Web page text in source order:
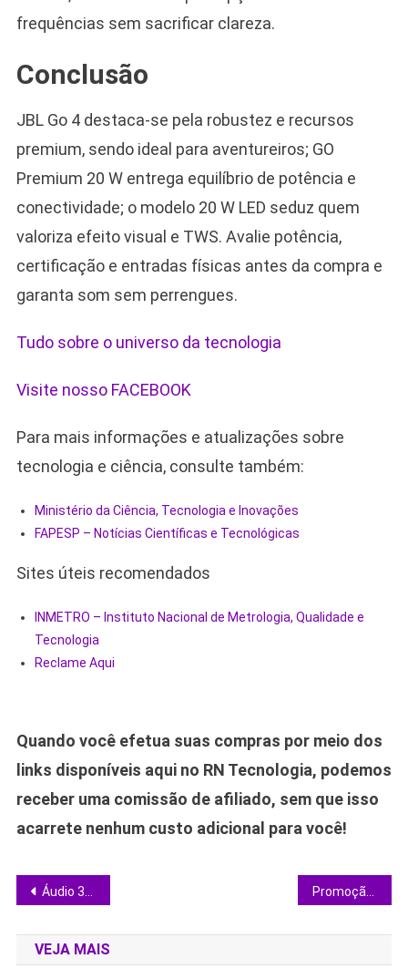
frequências sem sacrificar clareza.
Conclusão
JBL Go 4 destaca-se pela robustez e recursos
premium, sendo ideal para aventureiros; GO
Premium 20 W entrega equilíbrio de potência e
conectividade; o modelo 20 W LED seduz quem
valoriza efeito visual e TWS. Avalie potência,
certificação e entradas físicas antes da compra e
garanta som sem perrengues.
Tudo sobre o universo da tecnologia
Visite nosso FACEBOOK
Para mais informações e atualizações sobre
tecnologia e ciência, consulte também:
Ministério da Ciência, Tecnologia e Inovações
FAPESP – Notícias Científicas e Tecnológicas
Sites úteis recomendados
INMETRO – Instituto Nacional de Metrologia, Qualidade e
Tecnologia
Reclame Aqui
Quando você efetua suas compras por meio dos
links disponíveis aqui no RN Tecnologia, podemos
receber uma comissão de afiliado, sem que isso
acarrete nenhum custo adicional para você!
Navegação
de
Post
Áudio 360° sem estourar o orçamento: compare Redragon, Havit e Edifier em headsets 7.1 Promoção de Fones Bluetooth: saiba se os modelos JBL e Philips realmente valem o seu dinheiro
VEJA MAIS